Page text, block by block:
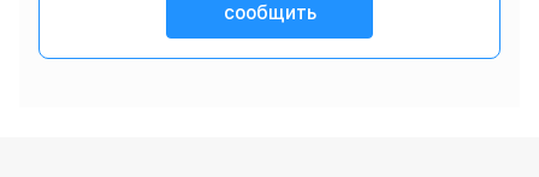
сообщить